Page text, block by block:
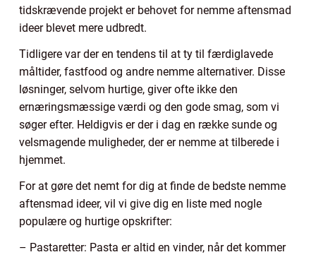
tidskrævende projekt er behovet for nemme aftensmad
ideer blevet mere udbredt.
Tidligere var der en tendens til at ty til færdiglavede
måltider, fastfood og andre nemme alternativer. Disse
løsninger, selvom hurtige, giver ofte ikke den
ernæringsmæssige værdi og den gode smag, som vi
søger efter. Heldigvis er der i dag en række sunde og
velsmagende muligheder, der er nemme at tilberede i
hjemmet.
For at gøre det nemt for dig at finde de bedste nemme
aftensmad ideer, vil vi give dig en liste med nogle
populære og hurtige opskrifter:
– Pastaretter: Pasta er altid en vinder, når det kommer